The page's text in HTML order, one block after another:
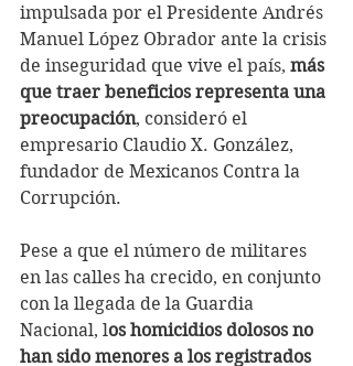
impulsada por el Presidente Andrés
Manuel López Obrador ante la crisis
de inseguridad que vive el país, más
que traer beneficios representa una
preocupación, consideró el
empresario Claudio X. González,
fundador de Mexicanos Contra la
Corrupción.
Pese a que el número de militares
en las calles ha crecido, en conjunto
con la llegada de la Guardia
Nacional, los homicidios dolosos no
han sido menores a los registrados